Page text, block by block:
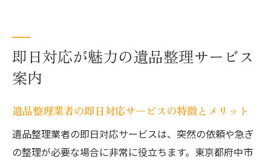
即日対応が魅力の遺品整理サービス
案内
遺品整理業者の即日対応サービスの特徴とメリット
遺品整理業者の即日対応サービスは、突然の依頼や急ぎ
の整理が必要な場合に非常に役立ちます。東京都府中市